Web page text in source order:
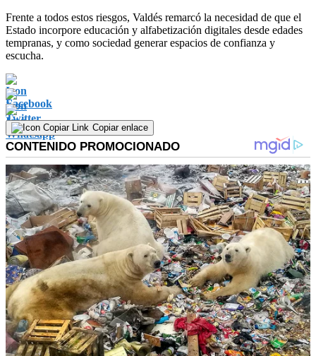
Frente a todos estos riesgos, Valdés remarcó la necesidad de que el
Estado incorpore educación y alfabetización digitales desde edades
tempranas, y como sociedad generar espacios de confianza y
escucha.
Copiar enlace